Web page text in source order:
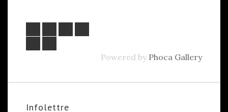
Powered by Phoca Gallery
Infolettre